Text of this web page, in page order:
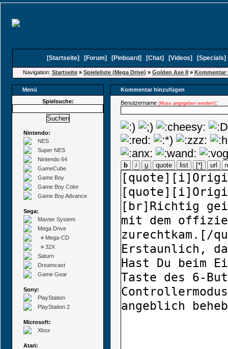
[Startseite] [Forum] [Pinboard] [Chat] [Videos] [Specials
Navigation: Startseite» Spieleliste (Mega Drive) » Golden Axe II» Kommentar
Menü
Kommentar hinzufügen
Spielsuche:
Nintendo:
NES
Super NES
Nintendo 64
GameCube
Game Boy
Game Boy Color
Game Boy Advance
Sega:
Master System
Mega Drive
» Mega-CD
» 32X
Saturn
Dreamcast
Game Gear
Sony:
PlayStation
PlayStation 2
Microsoft:
Xbox
Atari:
Benutzername (Muss angegeben werden!):
b i u quote list [*] url